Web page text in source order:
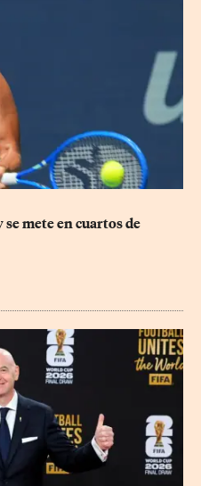
mete en cuartos de